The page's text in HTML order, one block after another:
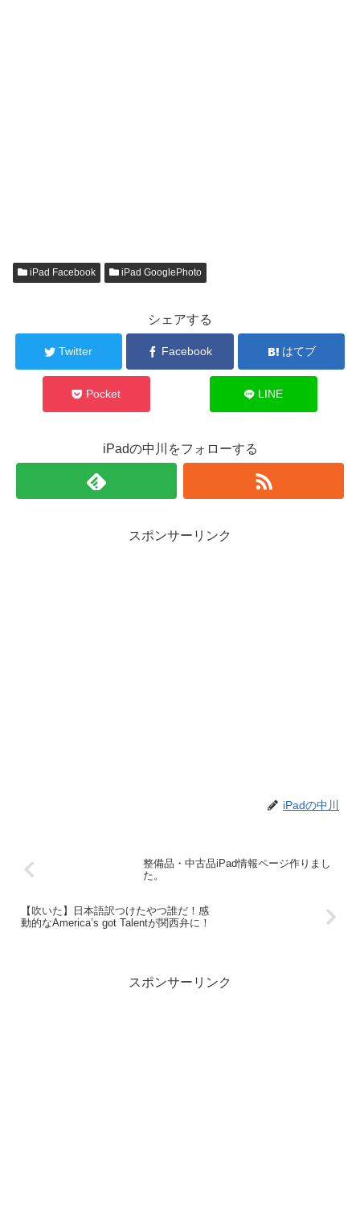
iPad Facebook iPad GooglePhoto
シェアする
Twitter Facebook はてブ
Pocket LINE
iPadの中川をフォローする
スポンサーリンク
iPadの中川
整備品・中古品iPad情報ページ作りまし
た。
【吹いた】日本語訳つけたやつ誰だ！感
動的なAmerica’s got Talentが関西弁に！
スポンサーリンク